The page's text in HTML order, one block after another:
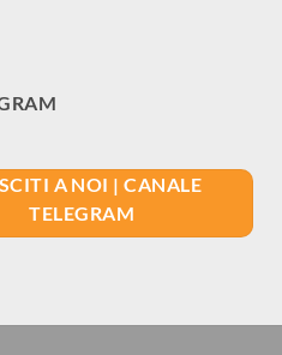
A NOI | CANALE
TELEGRAM